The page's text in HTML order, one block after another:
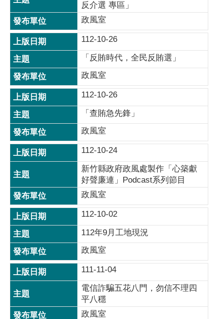
反介選 專區」
政風室
112-10-26
「反賄時代，全民反賄選」
政風室
112-10-26
「查賄急先鋒」
政風室
112-10-24
新竹縣政府政風處製作「心築獻
好聲廉連」Podcast系列節目
政風室
112-10-02
112年9月工地現況
政風室
111-11-04
電信詐騙五花八門，勿信不理四
平八穩
政風室